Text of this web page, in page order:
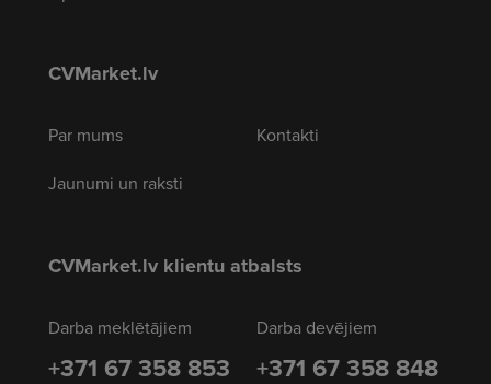
CVMarket.lv
Par mums
Jaunumi un raksti
Kontakti
CVMarket.lv klientu atbalsts
Darba meklētājiem
+371 67 358 853
Darba devējiem
+371 67 358 848